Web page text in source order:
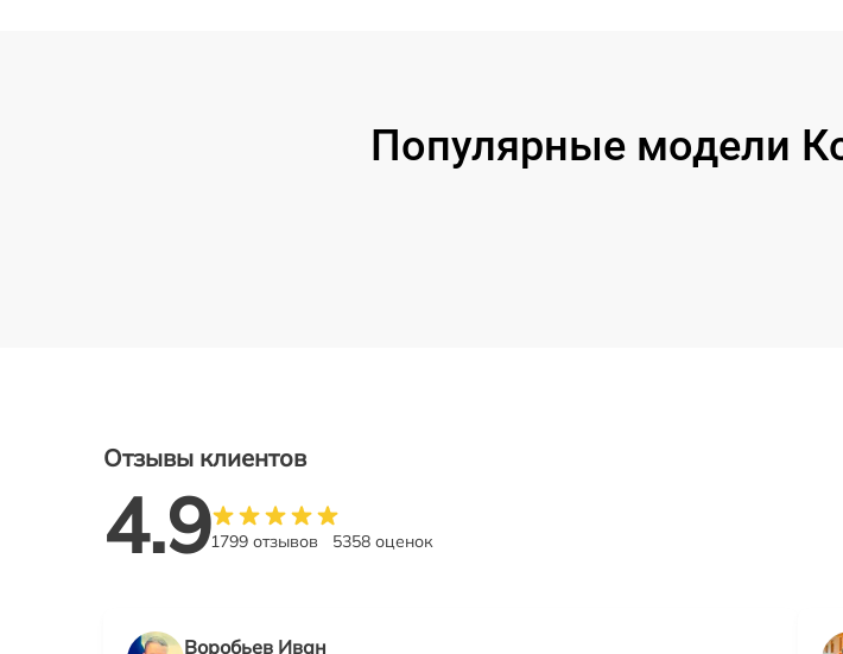
Популярные модели
Отзывы клиентов
4.91799 отзывов 5358 оценок
Воробьев Иван